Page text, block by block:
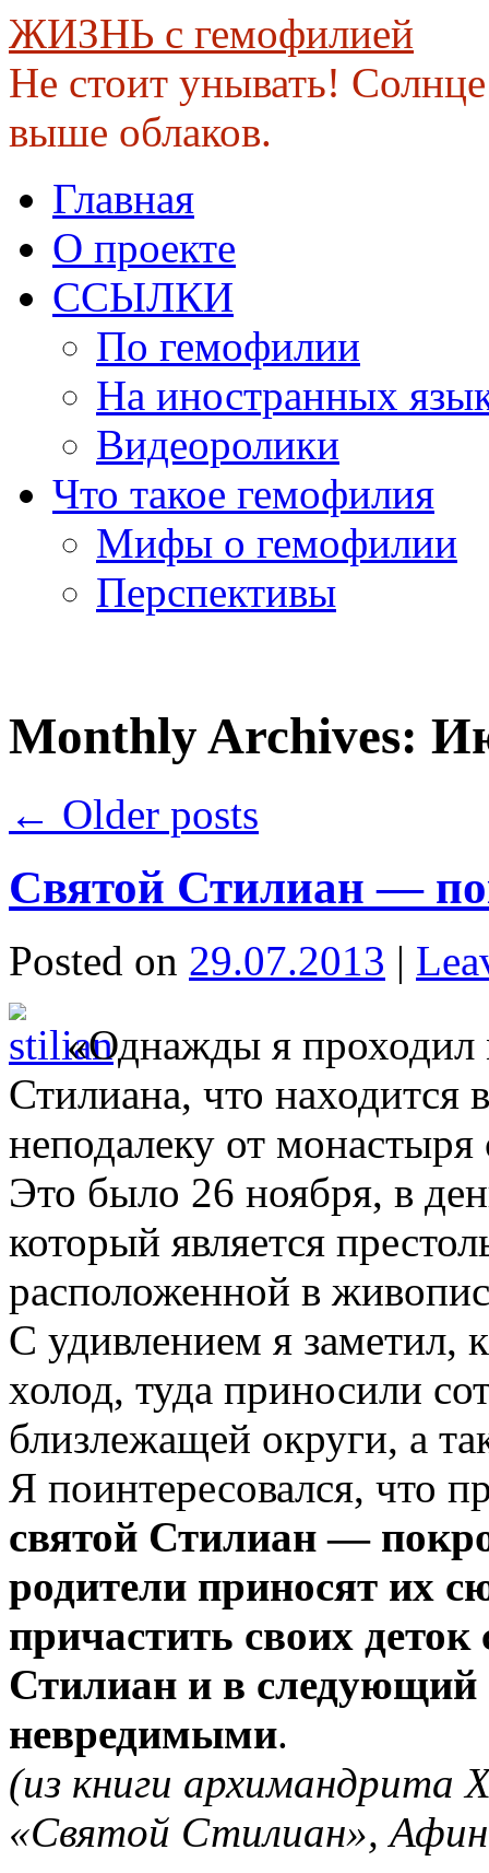
ЖИЗНЬ с гемофилией
Не стоит унывать!
выше облаков.
to
contentГлавная
О проекте
ССЫЛКИ
По гемофилии
На иностранных
Видеоролики
Что такое гемофилия
Мифы о гемофилии
Перспективы
Monthly Archives:
← Older posts
Святой Стилиан —
Posted on 29.07.2013 |
«Однажды я проходил
Стилиана, что находится
неподалеку от
Это было 26 ноября, в
который является
расположенной в
С удивлением я заметил,
холод, туда приносили
близлежащей округи, а
Я поинтересовался, что
святой Стилиан —
родители приносят их
причастить своих
Стилиан и в следующий
невредимыми.
(из книги архимандрита
«Святой Стилиан»,